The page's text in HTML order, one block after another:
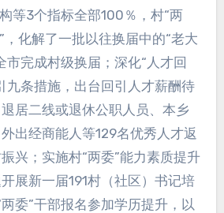
等3个指标全部100％，村“两
，化解了一批以往换届中的“老大
市完成村级换届；深化“人才回
九条措施，出台回引人才薪酬待
居二线或退休公职人员、本乡
出经商能人等129名优秀人才返
兴；实施村“两委”能力素质提升
展新一届191村（社区）书记培
委”干部报名参加学历提升，以